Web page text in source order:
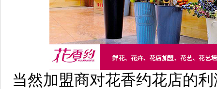
当然加盟商对花香约花店的